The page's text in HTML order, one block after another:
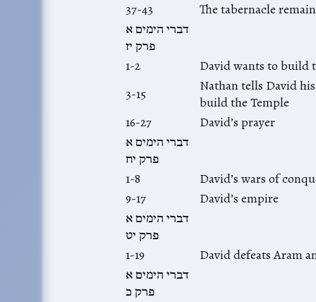
37-43
The tabernacle
דברי הימים א
פרק יז
1-2
David wants to build
3-15
Nathan tells David
build the Temple
16-27
David’s prayer
דברי הימים א
פרק יח
1-8
David’s wars of
9-17
David’s empire
דברי הימים א
פרק יט
1-19
David defeats Aram
דברי הימים א
פרק כ